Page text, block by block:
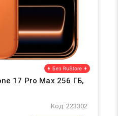
17 Pro Max 256 ГБ,
Код: 223302